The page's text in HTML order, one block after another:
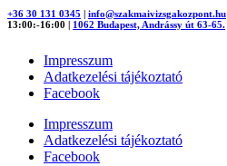
+36 30 131 0345 info@szakmaivizsgakozpont.hu
13:00:-16:00
1062 Budapest, Andrássy út 63-65.
Impresszum
Adatkezelési tájékoztató
Facebook
Impresszum
Adatkezelési tájékoztató
Facebook